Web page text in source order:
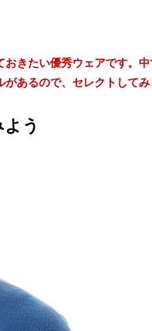
きたい優秀ウェアです。
あるので、セレクトしてみ
う